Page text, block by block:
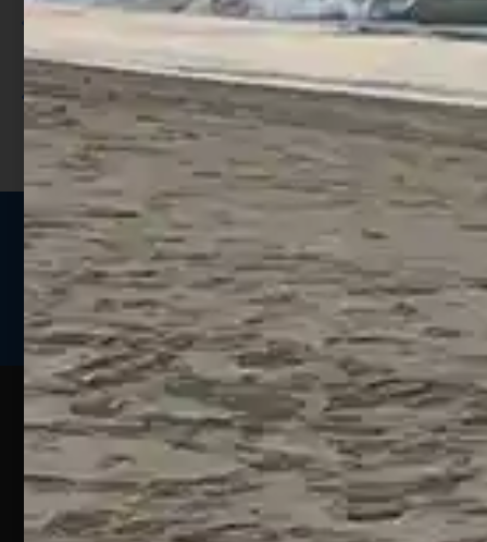
Utilizza i punti per ricevere uno
sconto;
I punti sono indicati nella pagina
prodotto;
Seguici sui social
Web
Pesca
Un portale
pensato
per gli
Esperienze
Guide
sulla
pesca
sportiva
Assistenza
Clienti
Siamo
Contatti
Assistenza
Ecommerce